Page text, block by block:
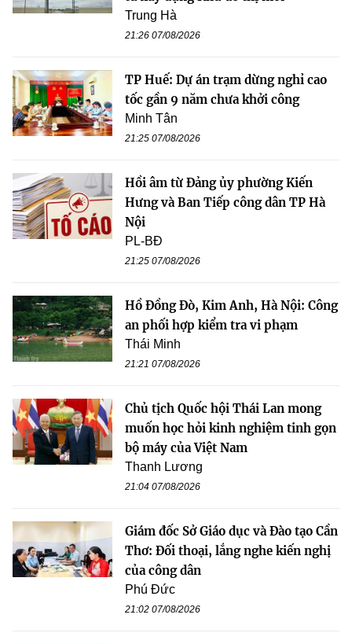
Trung Hà
21:26 07/08/2026
TP Huế: Dự án trạm dừng nghỉ cao
tốc gần 9 năm chưa khởi công
Minh Tân
21:25 07/08/2026
Hồi âm từ Đảng ủy phường Kiến
Hưng và Ban Tiếp công dân TP Hà
Nội
PL-BĐ
21:25 07/08/2026
Hồ Đồng Đò, Kim Anh, Hà Nội: Công
an phối hợp kiểm tra vi phạm
Thái Minh
21:21 07/08/2026
Chủ tịch Quốc hội Thái Lan mong
muốn học hỏi kinh nghiệm tinh gọn
bộ máy của Việt Nam
Thanh Lương
21:04 07/08/2026
Giám đốc Sở Giáo dục và Đào tạo Cần
Thơ: Đối thoại, lắng nghe kiến nghị
của công dân
Phú Đức
21:02 07/08/2026